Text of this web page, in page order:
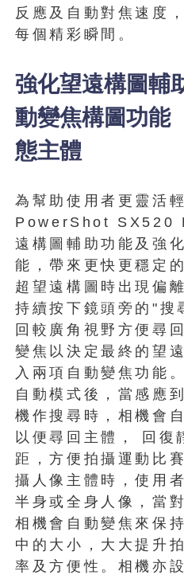
反應及自動對焦速度
每個精彩瞬間。
強化望遠構圖輔
動變焦構圖功
態主體
為幫助使用者更靈活
PowerShot SX520
遠構圖輔助功能及強
能，帶來更快更穩定
超望遠構圖時出現偏
持續按下鏡頭旁的"搜
回較廣角視野方便尋
變焦以決定最終的望
入兩項自動變焦功能
自動模式後，當感應
機作搜尋時，相機會
以便尋回主體， 回復
距，方便拍攝運動比
攝人像主體時，使用
半身或全身人像，當
相機會自動變焦來保
中的大小，大大提升
率及方便性。相機亦